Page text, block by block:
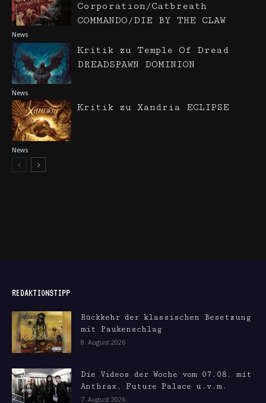
News
Corporation/Catbreath
COMMANDO/DIE BY THE CLAW
News
Kritik zu Temple Of Dread
DREADSPAWN DOMINION
News
Kritik zu Xandria ECLIPSE
REDAKTIONSTIPP
Rückkehr der klassischen Besetzung
mit Paukenschlag
8. August 2026
Die Videos der Woche vom 07.08. mit
Anthrax, Future Palace u.v.m.
7. August 2026